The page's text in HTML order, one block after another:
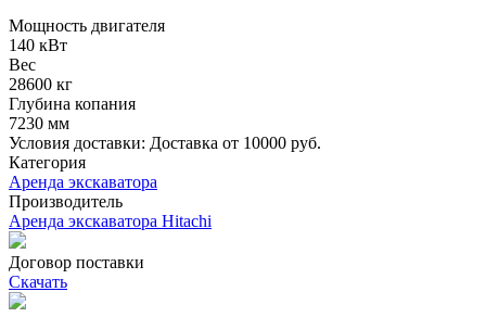
Мощность двигателя
140 кВт
Вес
28600 кг
Глубина копания
7230 мм
Условия доставки: Доставка от 10000 руб.
Категория
Аренда экскаватора
Производитель
Аренда экскаватора Hitachi
Договор поставки
Скачать